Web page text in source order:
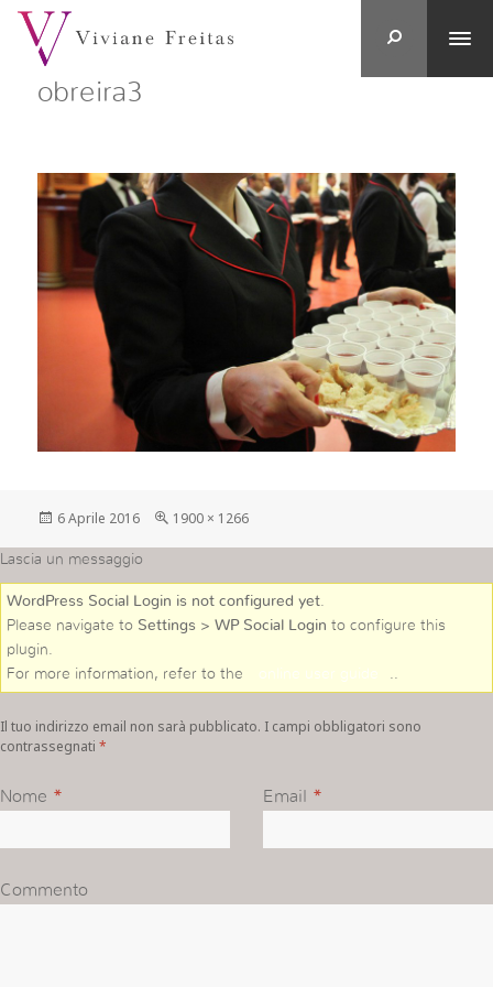
obreira3
Postato
6 Aprile 2016
Full
1900 × 1266
Lascia un messaggio
WordPress Social Login is not configured yet.
Please navigate to Settings > WP Social Login to configure this
plugin.
For more information, refer to the
online user guide ..
Il tuo indirizzo email non sarà pubblicato. I campi obbligatori sono
contrassegnati *
Nome * Email *
Commento